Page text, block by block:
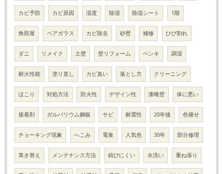
カビ予防 カビ原因 湿度 除湿 除湿シート 1階
角部屋 ペアガラス カビ除去 砂壁 補修 ひび割れ
ダニ リメイク 土壁 壁リフォーム ペンキ 調湿
耐火性能 塗り直し カビ臭い 落とし方 クリーニング
ほこり 対処方法 防火性 デザイン性 漆喰壁 体に悪い
接着剤 ガルバリウム鋼板 サビ 耐震性 20年後 色褪せ
チョーキング現象 へこみ 電食 人気色 30年 部分修理
葺き替え メンテナンス方法 錆びにくい 水洗い 重ね張り